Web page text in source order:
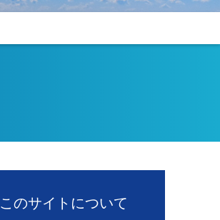
このサイトについて